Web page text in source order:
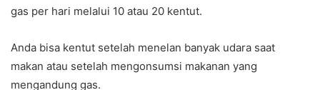
gas per hari melalui 10 atau 20 kentut.
Anda bisa kentut setelah menelan banyak udara saat
makan atau setelah mengonsumsi makanan yang
mengandung gas.